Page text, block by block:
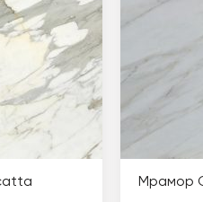
Мрамор